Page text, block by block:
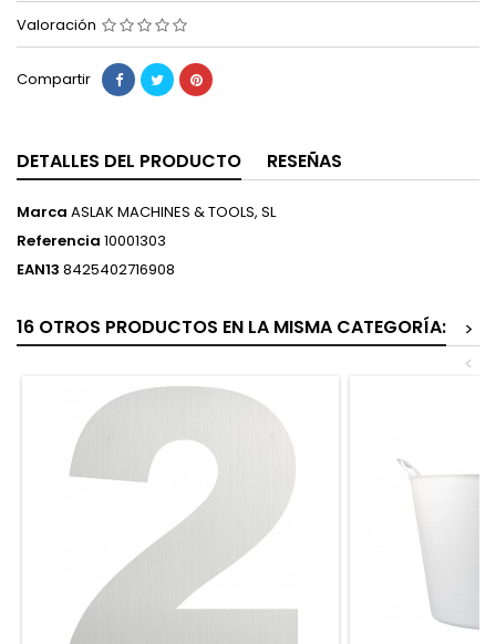
Valoración
Compartir
DETALLES DEL PRODUCTO RESEÑAS
Marca ASLAK MACHINES & TOOLS, SL
Referencia 10001303
EAN13 8425402716908
16 OTROS PRODUCTOS EN LA MISMA CATEGORÍA:
>
<